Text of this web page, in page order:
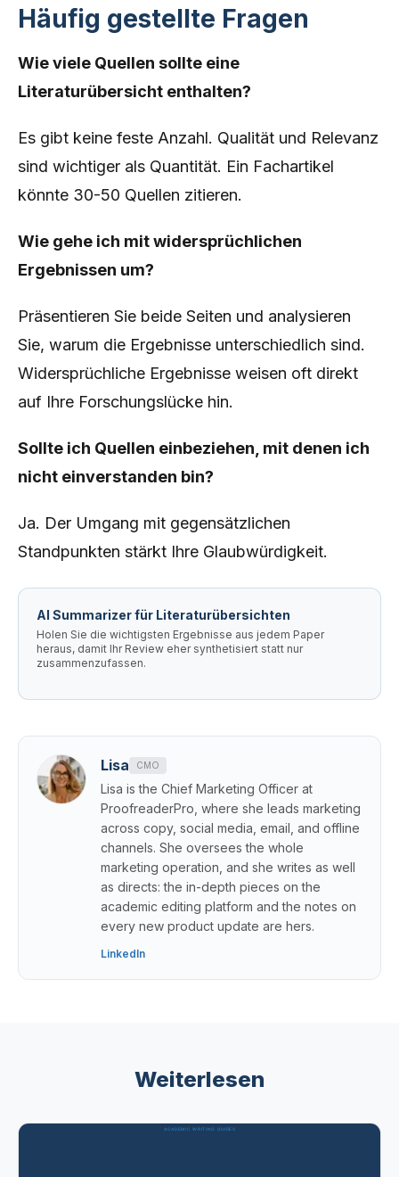
Häufig gestellte Fragen
Wie viele Quellen sollte eine
Literaturübersicht enthalten?
Es gibt keine feste Anzahl. Qualität und Relevanz
sind wichtiger als Quantität. Ein Fachartikel
könnte 30-50 Quellen zitieren.
Wie gehe ich mit widersprüchlichen
Ergebnissen um?
Präsentieren Sie beide Seiten und analysieren
Sie, warum die Ergebnisse unterschiedlich sind.
Widersprüchliche Ergebnisse weisen oft direkt
auf Ihre Forschungslücke hin.
Sollte ich Quellen einbeziehen, mit denen ich
nicht einverstanden bin?
Ja. Der Umgang mit gegensätzlichen
Standpunkten stärkt Ihre Glaubwürdigkeit.
AI Summarizer für Literaturübersichten
Holen Sie die wichtigsten Ergebnisse aus jedem Paper
heraus, damit Ihr Review eher synthetisiert statt nur
zusammenzufassen.
Lisa CMO
Lisa is the Chief Marketing Officer at
ProofreaderPro, where she leads marketing
across copy, social media, email, and offline
channels. She oversees the whole
marketing operation, and she writes as well
as directs: the in-depth pieces on the
academic editing platform and the notes on
every new product update are hers.
LinkedIn
Weiterlesen